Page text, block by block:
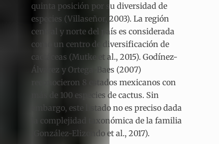
quinta posición por su diversidad de
especies (Villaseñor, 2003). La región
central y norte del país es considerada
como un centro de diversificación de
cactáceas (Mutke et al., 2015). Godínez-
Álvarez y Ortega-Baes (2007)
reconocieron 8 estados mexicanos con
más de 100 especies de cactus. Sin
embargo, este listado no es preciso dada
la complejidad taxonómica de la familia
(González-Elizondo et al., 2017).